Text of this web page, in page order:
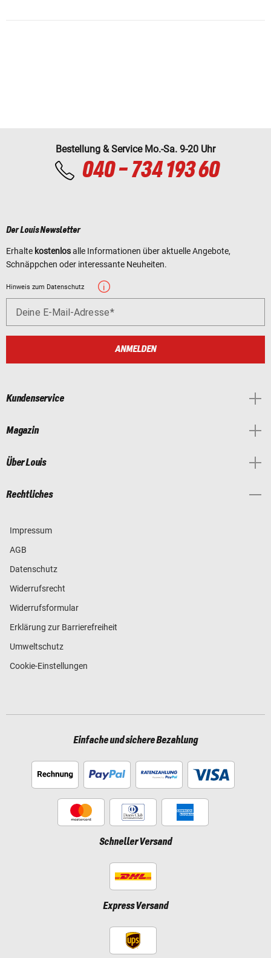
Bestellung & Service Mo.-Sa. 9-20 Uhr
040 - 734 193 60
Der Louis Newsletter
Erhalte kostenlosalle Informationen über aktuelle Angebote,
Schnäppchen oder interessante Neuheiten.
Hinweis zum Datenschutz
Deine E-Mail-Adresse
ANMELDEN
Kundenservice
Magazin
Über Louis
Rechtliches
Impressum
AGB
Datenschutz
Widerrufsrecht
Widerrufsformular
Erklärung zur Barrierefreiheit
Umweltschutz
Cookie-Einstellungen
Einfache und sichere Bezahlung
Schneller Versand
Express Versand